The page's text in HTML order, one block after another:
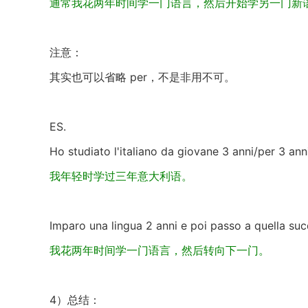
通常我花两年时间学一门语言，然后开始学另一门新
注意：
其实也可以省略 per，不是非用不可。
ES.
Ho studiato l'italiano da giovane 3 anni/per 3
我年轻时学过三年意大利语。
Imparo una lingua 2 anni e poi passo a quella
我花两年时间学一门语言，然后转向下一门。
4）总结：